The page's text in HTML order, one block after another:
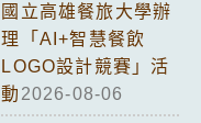
國立高雄餐旅大學辦
理「AI+智慧餐飲
LOGO設計競賽」活
動 2026-08-06